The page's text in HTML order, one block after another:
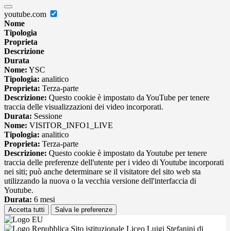
youtube.com
Nome
Tipologia
Proprieta
Descrizione
Durata
Nome: YSC
Tipologia: analitico
Proprieta: Terza-parte
Descrizione: Questo cookie è impostato da YouTube per tenere
traccia delle visualizzazioni dei video incorporati.
Durata: Sessione
Nome: VISITOR_INFO1_LIVE
Tipologia: analitico
Proprieta: Terza-parte
Descrizione: Questo cookie è impostato da Youtube per tenere
traccia delle preferenze dell'utente per i video di Youtube incorporati
nei siti; può anche determinare se il visitatore del sito web sta
utilizzando la nuova o la vecchia versione dell'interfaccia di
Youtube.
Durata: 6 mesi
Accetta tutti Salva le preferenze
Sito istituzionale Liceo Luigi Stefanini di